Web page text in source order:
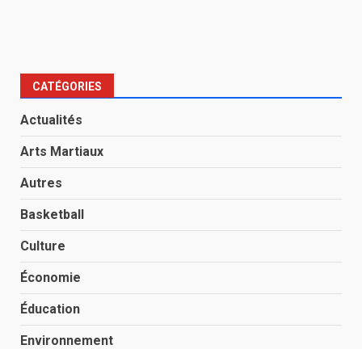
CATÉGORIES
Actualités
Arts Martiaux
Autres
Basketball
Culture
Économie
Éducation
Environnement